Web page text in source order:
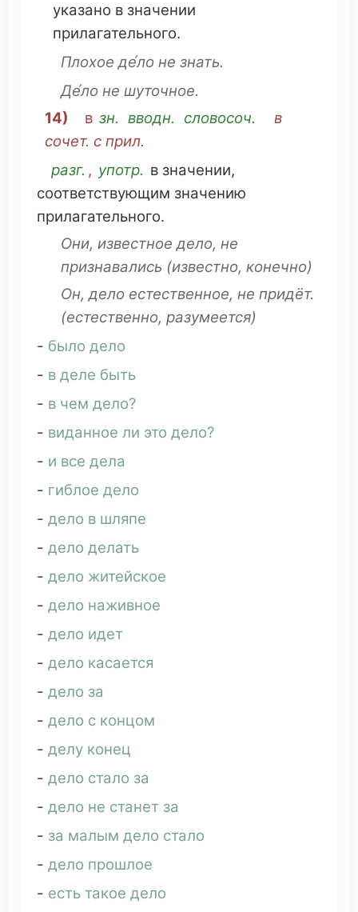
указано в значении
прилагательного.
Плохое де́ло не знать.
Де́ло не шуточное.
14)
в зн. вводн. словосоч.
в
сочет. с прил.
разг. , употр. в значении,
соответствующим значению
прилагательного.
Они, известное дело, не
признавались (известно, конечно)
Он, дело естественное, не придёт.
(естественно, разумеется)
- было дело
- в деле быть
- в чем дело?
- виданное ли это дело?
- и все дела
- гиблое дело
- дело в шляпе
- дело делать
- дело житейское
- дело наживное
- дело идет
- дело касается
- дело за
- дело с концом
- делу конец
- дело стало за
- дело не станет за
- за малым дело стало
- дело прошлое
- есть такое дело